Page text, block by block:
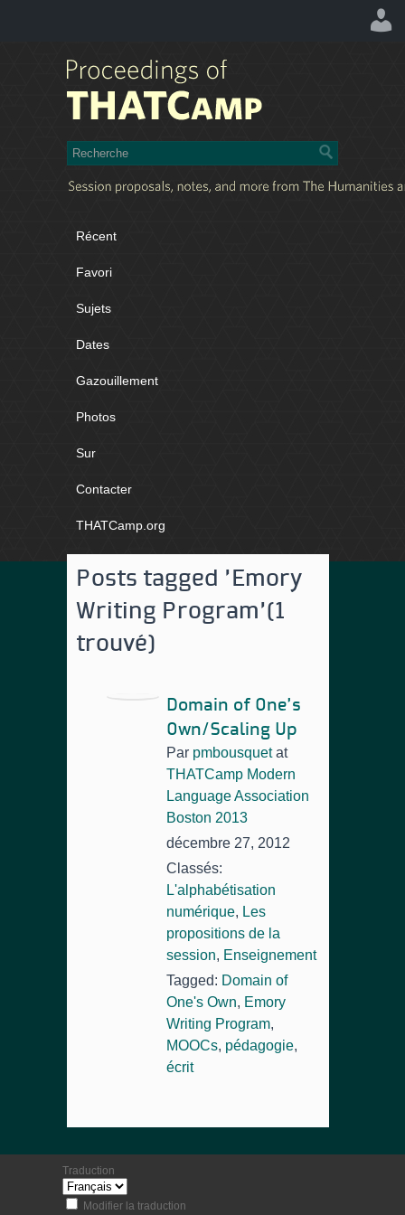
Récent
Favori
Sujets
Dates
Gazouillement
Photos
Sur
Contacter
THATCamp.org
Posts tagged 'Emory
Writing Program'(1
trouvé)
Domain of One’s
Own/Scaling Up
Par pmbousquet at
THATCamp Modern
Language Association
Boston 2013
décembre 27, 2012
Classés:
L'alphabétisation
numérique, Les
propositions de la
session, Enseignement
Tagged: Domain of
One's Own, Emory
Writing Program,
MOOCs, pédagogie,
écrit
Traduction
Modifier la traduction